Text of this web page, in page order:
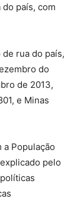
país, com
rua do país,
do
de 2013,
e Minas
População
pelo